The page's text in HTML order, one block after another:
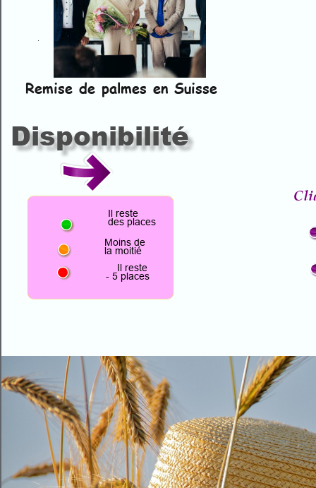
Disponibilité
Il reste
des places
Moins de
la moitié
    Il reste
- 5 places
R
Remise de palmes en Suisse